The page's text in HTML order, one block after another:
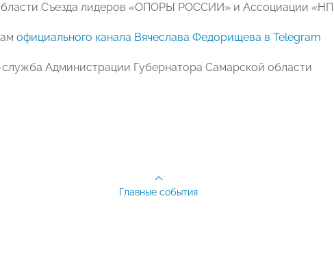
Съезда лидеров «ОПОРЫ РОССИИ» и Ассоциации «НП
официального канала Вячеслава Федорищева в Telegram
Администрации Губернатора Самарской области
Главные события